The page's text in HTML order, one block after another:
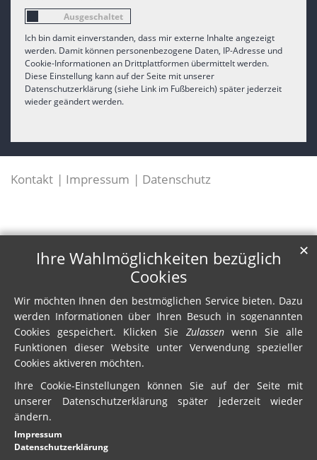
Ich bin damit einverstanden, dass mir externe Inhalte angezeigt
werden. Damit können personenbezogene Daten, IP-Adresse und
Cookie-Informationen an Drittplattformen übermittelt werden.
Diese Einstellung kann auf der Seite mit unserer
Datenschutzerklärung (siehe Link im Fußbereich) später jederzeit
wieder geändert werden.
Kontakt Impressum Datenschutz
Ihre Wahlmöglichkeiten bezüglich
Cookies
Wir möchten Ihnen den bestmöglichen Service bieten. Dazu
werden Informationen über Ihren Besuch in sogenannten
Cookies gespeichert. Klicken Sie Zulassenwenn Sie alle
Funktionen dieser Website unter Verwendung spezieller
Cookies aktiveren möchten.
Ihre Cookie-Einstellungen können Sie auf der Seite mit
unserer Datenschutzerklärung später jederzeit wieder
ändern.
✕
Impressum
Datenschutzerklärung